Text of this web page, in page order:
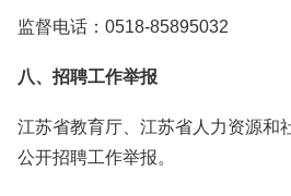
监督电话：0518-85895032
八、招聘工作举报
江苏省教育厅、江苏省人力资源和
公开招聘工作举报。